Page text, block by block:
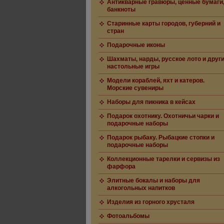
Антикварные гравюры, ценные бумаги,
банкноты
Старинные карты городов, губерний и
стран
Подарочные иконы
Шахматы, нарды, русское лото и
настольные игры
Модели кораблей, яхт и катеров.
Морские сувениры
Наборы для пикника в кейсах
Подарок охотнику. Охотничьи чарки и
подарочные наборы
Подарок рыбаку. Рыбацкие стопки и
подарочные наборы
Коллекционные тарелки и сервизы из
фарфора
Элитные бокалы и наборы для
алкогольных напитков
Изделия из горного хрусталя
Фотоальбомы